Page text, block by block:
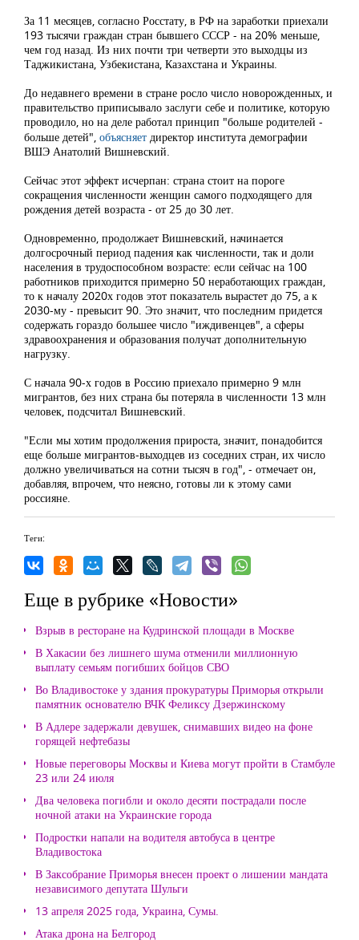
За 11 месяцев, согласно Росстату, в РФ на заработки приехали
193 тысячи граждан стран бывшего СССР - на 20% меньше,
чем год назад. Из них почти три четверти это выходцы из
Таджикистана, Узбекистана, Казахстана и Украины.
До недавнего времени в стране росло число новорожденных, и
правительство приписывало заслуги себе и политике, которую
проводило, но на деле работал принцип "больше родителей -
больше детей", объясняет директор института демографии
ВШЭ Анатолий Вишневский.
Сейчас этот эффект исчерпан: страна стоит на пороге
сокращения численности женщин самого подходящего для
рождения детей возраста - от 25 до 30 лет.
Одновременно, продолжает Вишневский, начинается
долгосрочный период падения как численности, так и доли
населения в трудоспособном возрасте: если сейчас на 100
работников приходится примерно 50 неработающих граждан,
то к началу 2020х годов этот показатель вырастет до 75, а к
2030-му - превысит 90. Это значит, что последним придется
содержать гораздо большее число "иждивенцев", а сферы
здравоохранения и образования получат дополнительную
нагрузку.
С начала 90-х годов в Россию приехало примерно 9 млн
мигрантов, без них страна бы потеряла в численности 13 млн
человек, подсчитал Вишневский.
"Если мы хотим продолжения прироста, значит, понадобится
еще больше мигрантов-выходцев из соседних стран, их число
должно увеличиваться на сотни тысяч в год", - отмечает он,
добавляя, впрочем, что неясно, готовы ли к этому сами
россияне.
Теги:
Еще в рубрике «Новости»
Взрыв в ресторане на Кудринской площади в Москве
В Хакасии без лишнего шума отменили миллионную
выплату семьям погибших бойцов СВО
Во Владивостоке у здания прокуратуры Приморья открыли
памятник основателю ВЧК Феликсу Дзержинскому
В Адлере задержали девушек, снимавших видео на фоне
горящей нефтебазы
Новые переговоры Москвы и Киева могут пройти в Стамбуле
23 или 24 июля
Два человека погибли и около десяти пострадали после
ночной атаки на Украинские города
Подростки напали на водителя автобуса в центре
Владивостока
В Заксобрание Приморья внесен проект о лишении мандата
независимого депутата Шульги
13 апреля 2025 года, Украина, Сумы.
Атака дрона на Белгород